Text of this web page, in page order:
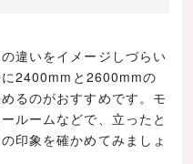
違いをイメージしづらい
2400mmと2600mmの
るのがおすすめです。モ
ルームなどで、立ったと
印象を確かめてみましょ